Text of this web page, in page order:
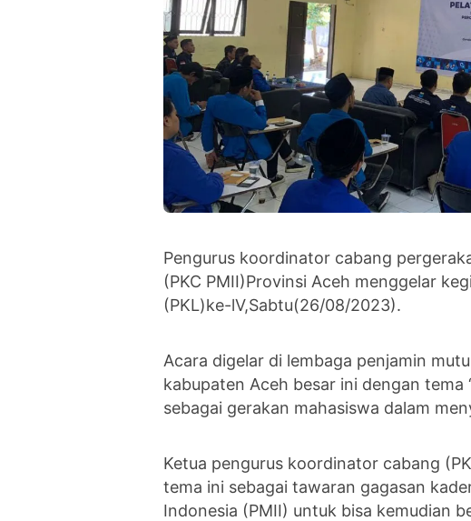
Pengurus koordinator cabang
(PKC PMII)Provinsi Aceh menggelar
(PKL)ke-lV,Sabtu(26/08/2023).
Acara digelar di lembaga penjamin
kabupaten Aceh besar ini dengan tema
sebagai gerakan mahasiswa dalam
Ketua pengurus koordinator cabang
tema ini sebagai tawaran gagasan
Indonesia (PMII) untuk bisa kemudian